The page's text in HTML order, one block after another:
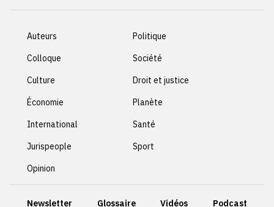
Auteurs
Colloque
Culture
Économie
International
Jurispeople
Opinion
Politique
Société
Droit et justice
Planète
Santé
Sport
Newsletter Glossaire Vidéos Podcast